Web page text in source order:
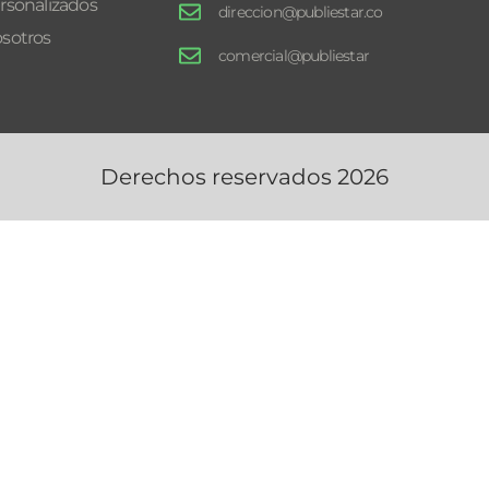
direccion@publiestar.co
comercial@publiestar
Derechos reservados 2026